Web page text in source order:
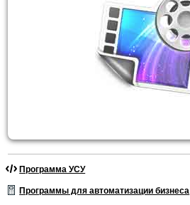
Программа УСУ
Программы для автоматизации бизнеса